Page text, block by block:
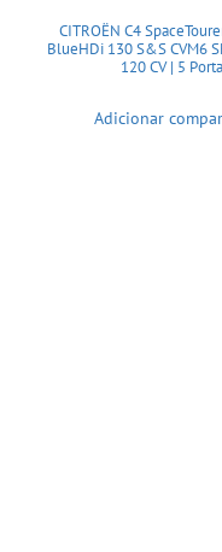
CITROËN C4
BlueHDi 130 S&S CVM6
120 CV | 5
Adicionar